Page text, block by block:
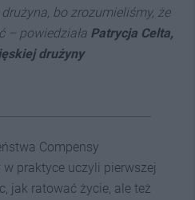
bo zrozumieliśmy, że
– powiedziała Patrycja Celta,
drużyny
Compensy
praktyce uczyli pierwszej
jak ratować życie, ale też